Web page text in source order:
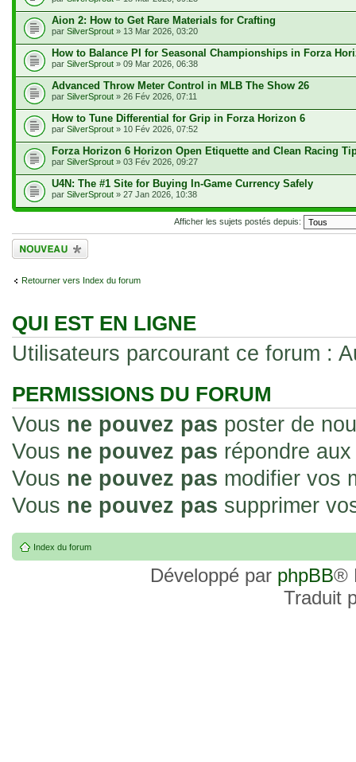
Aion 2: How to Get Rare Materials for Crafting
par SilverSprout » 13 Mar 2026, 03:20
How to Balance PI for Seasonal Championships in Forza
par SilverSprout » 09 Mar 2026, 06:38
Advanced Throw Meter Control in MLB The Show 26
par SilverSprout » 26 Fév 2026, 07:11
How to Tune Differential for Grip in Forza Horizon 6
par SilverSprout » 10 Fév 2026, 07:52
Forza Horizon 6 Horizon Open Etiquette and Clean Racing
par SilverSprout » 03 Fév 2026, 09:27
U4N: The #1 Site for Buying In-Game Currency Safely
par SilverSprout » 27 Jan 2026, 10:38
Afficher les sujets postés depuis:
Écrire un nouveau
sujet
Retourner vers Index du forum
QUI EST EN LIGNE
Utilisateurs parcourant ce forum :
PERMISSIONS DU FORUM
Vous ne pouvez pas poster de
Vous ne pouvez pas répondre
Vous ne pouvez pas modifier vos
Vous ne pouvez pas supprimer
Index du forum
Développé par phpBB®
Traduit